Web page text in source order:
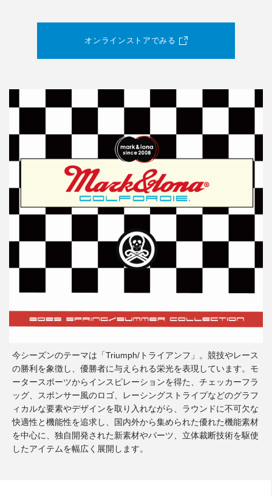
オンラインストアでみる
今シーズンのテーマは「Triumph/トライアンフ」。競技やレース
の勝利を象徴し、優勝者に与えられる栄光を表現しています。モ
ータースポーツからインスピレーションを得た、チェッカーフラ
ッグ、スポンサー風のロゴ、レーシングストライプなどのグラフ
ィカルな要素やデザインを取り入れながら、ラウンドに不可欠な
快適性と機能性を追求し、国内外から集められた優れた機能素材
を中心に、独自開発された新素材やパーツ、立体裁断技術を駆使
したアイテムを幅広く展開します。